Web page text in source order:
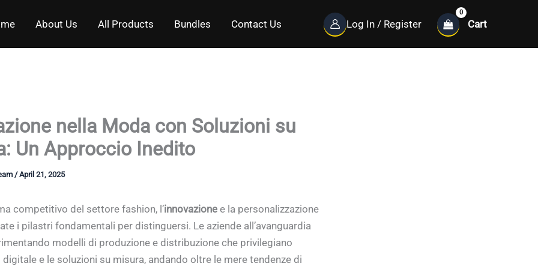
About Us All Products Bundles Contact Us Log In / Register Cart
nella Moda con Soluzioni su
Un Approccio Inedito
/April 21, 2025
competitivo del settore fashion, l’innovazionee la personalizzazione
i pilastri fondamentali per distinguersi. Le aziende all’avanguardia
modelli di produzione e distribuzione che privilegiano
digitale e le soluzioni su misura, andando oltre le mere tendenze di